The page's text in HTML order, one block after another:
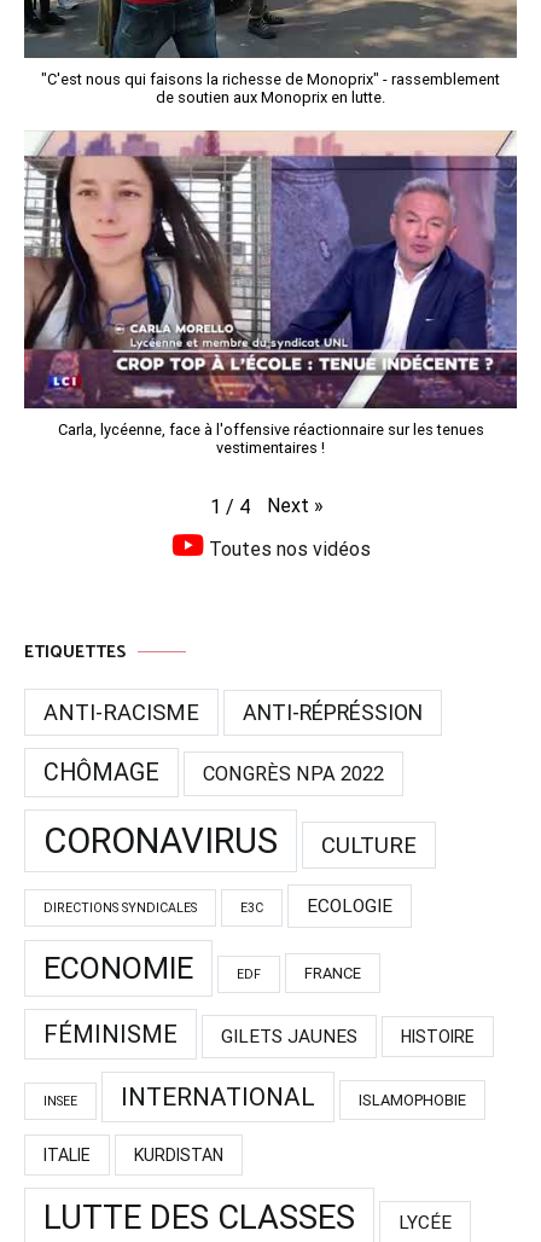
"C'est nous qui faisons la richesse de Monoprix" - rassemblement
de soutien aux Monoprix en lutte.
Carla, lycéenne, face à l'offensive réactionnaire sur les tenues
vestimentaires !
1 / 4 Next »
Toutes nos vidéos
ETIQUETTES
ANTI-RACISME ANTI-RÉPRÉSSION
CHÔMAGE CONGRÈS NPA 2022
CORONAVIRUS CULTURE
DIRECTIONS SYNDICALES E3C ECOLOGIE
ECONOMIE EDF FRANCE
FÉMINISME GILETS JAUNES HISTOIRE
INSEE INTERNATIONAL ISLAMOPHOBIE
ITALIE KURDISTAN
LUTTE DES CLASSES LYCÉE